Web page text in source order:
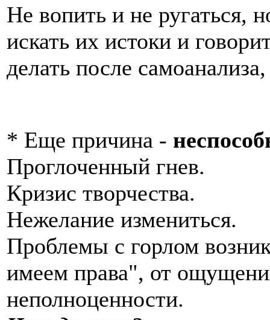
Не вопить и не ругаться,
искать их истоки и
делать после
* Еще причина -
Проглоченный гнев.
Кризис творчества.
Нежелание измениться.
Проблемы с горлом
имеем права", от
неполноценности.